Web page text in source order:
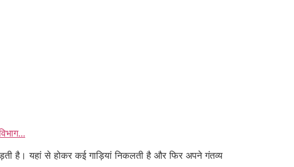
है। यहां से होकर कई गाड़ियां निकलती है और फिर अपने गंतव्य